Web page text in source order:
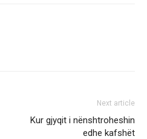
Next article
Kur gjyqit i nënshtroheshin
edhe kafshët